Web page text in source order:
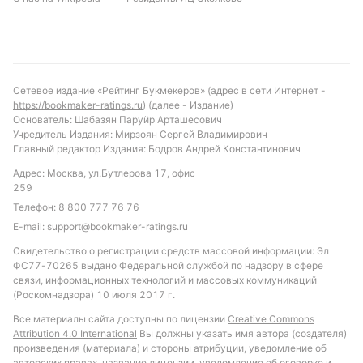
преимущество Шкупи в первом тайме.
Рекомендуется обратить внимание на ставку
«тотал меньше 3.5 голов» и «Шкупи не проиграет
первый тайм». Такие варианты отражают
тенденции последних встреч и соответствуют
текущему состоянию команд.
Обновлено:
Автор
Подписаться
Сетевое издание «Рейтинг Букмекеров» (адрес в сети Интернет -
https://bookmaker-ratings.ru) (далее - Издание)
Основатель: Шабазян Паруйр Арташесович
Учредитель Издания: Мирзоян Сергей Владимирович
Главный редактор Издания: Бодров Андрей Константинович
Адрес: Москва, ул.Бутлерова 17, офис
259
Телефон: 8 800 777 76 76
E-mail: support@bookmaker-ratings.ru
Свидетельство о регистрации средств массовой информации: Эл
ФС77-70265 выдано Федеральной службой по надзору в сфере
связи, информационных технологий и массовых коммуникаций
(Роскомнадзора) 10 июля 2017 г.
Все материалы сайта доступны по лицензии Creative Commons
Attribution 4.0 International Вы должны указать имя автора (создателя)
произведения (материала) и стороны атрибуции, уведомление об